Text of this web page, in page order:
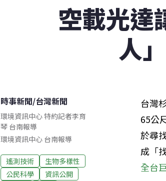
空載光達
人
時事新聞/台灣新聞
環境資訊中心 特約記者李育
琴 台南報導
環境資訊中心 台南報導
遙測技術
生物多樣性
公民科學
資訊公開
台灣
65公
於尋
成「
全台